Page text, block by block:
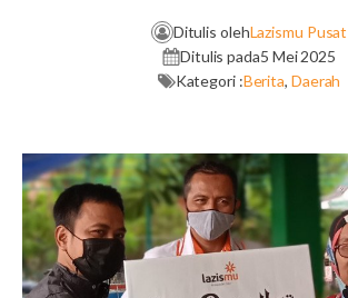
Ditulis olehLazismu Pusat
Ditulis pada5 Mei 2025
Kategori :Berita, Daerah